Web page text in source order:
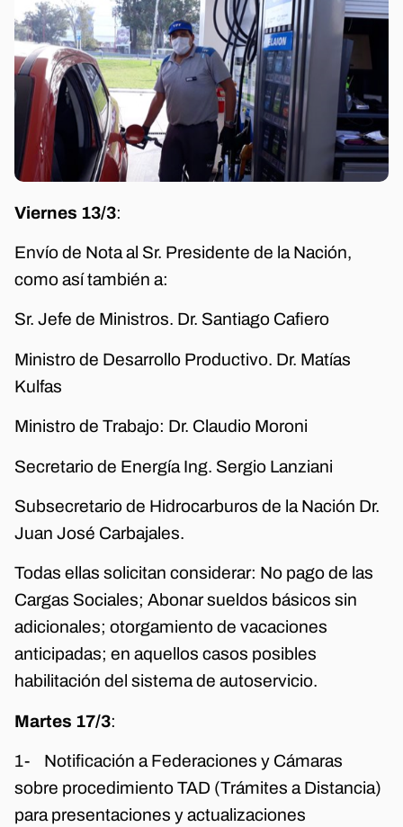
Viernes 13/3:
Envío de Nota al Sr. Presidente de la Nación,
como así también a:
Sr. Jefe de Ministros. Dr. Santiago Cafiero
Ministro de Desarrollo Productivo. Dr. Matías
Kulfas
Ministro de Trabajo: Dr. Claudio Moroni
Secretario de Energía Ing. Sergio Lanziani
Subsecretario de Hidrocarburos de la Nación Dr.
Juan José Carbajales.
Todas ellas solicitan considerar: No pago de las
Cargas Sociales; Abonar sueldos básicos sin
adicionales; otorgamiento de vacaciones
anticipadas; en aquellos casos posibles
habilitación del sistema de autoservicio.
Martes 17/3:
1- Notificación a Federaciones y Cámaras
sobre procedimiento TAD (Trámites a Distancia)
para presentaciones y actualizaciones